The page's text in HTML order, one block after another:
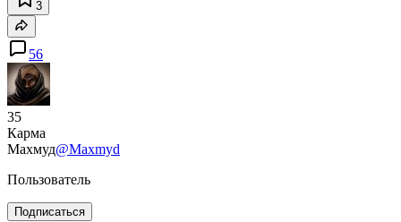
3
56
35
Карма
Махмуд@Maxmyd
Пользователь
Подписаться